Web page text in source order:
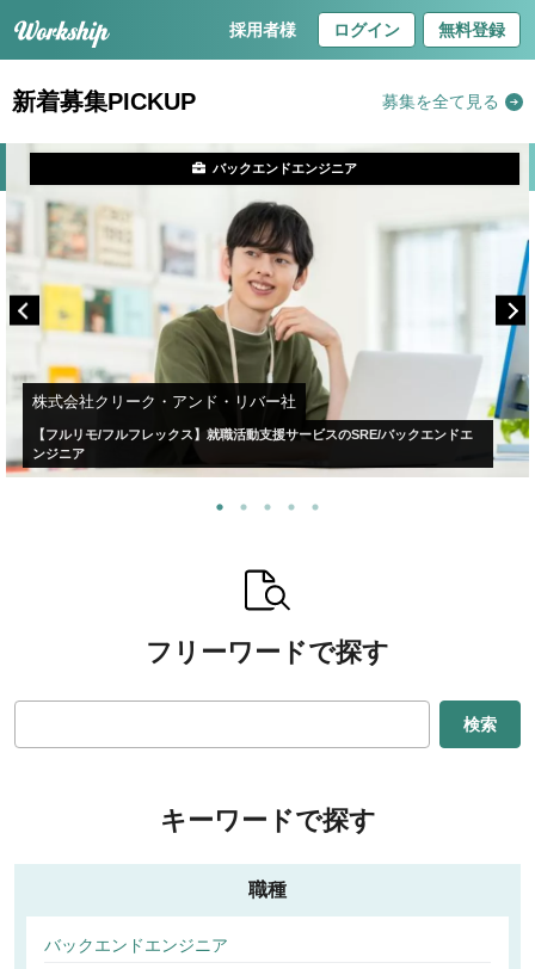
採用者様 ログイン 無料登録
新着募集PICKUP 募集を全て見る
株式会社クリーク・アンド・リバー社
【フルリモ/フルフレックス】就職活動支援サービスのSRE/バックエンドエ
ンジニア
バックエンドエンジニア
フリーワードで探す
検索
キーワードで探す
職種
バックエンドエンジニア